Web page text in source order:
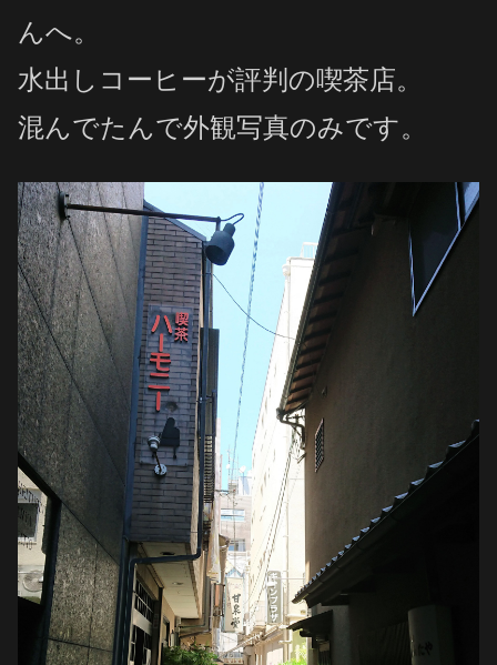
んへ。
水出しコーヒーが評判の喫茶店。
混んでたんで外観写真のみです。